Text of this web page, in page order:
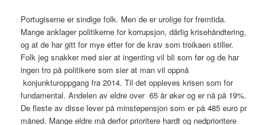
Portugiserne er sindige folk. Men de er urolige for fremtida.
Mange anklager politikerne for korrupsjon, dårlig krisehåndtering,
og at de har gitt for mye etter for de krav som troikaen stiller.
Folk jeg snakker med sier at ingenting vil bli som før og de har
ingen tro på politikere som sier at man vil oppnå
konjunkturoppgang fra 2014. Til det oppleves krisen som for
fundamental. Andelen av eldre over 65 år øker og er nå på 19%.
De fleste av disse lever på minstepensjon som er på 485 euro pr
måned. Mange eldre må derfor prioritere hardt og nedprioritere